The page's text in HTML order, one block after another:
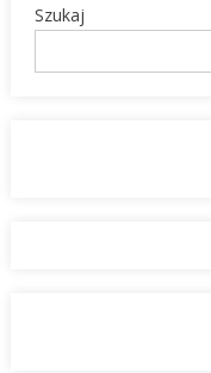
Szukaj